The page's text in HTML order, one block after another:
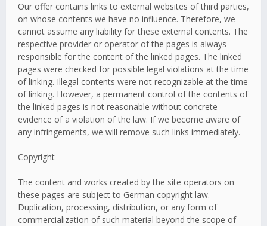
Our offer contains links to external websites of third parties,
on whose contents we have no influence. Therefore, we
cannot assume any liability for these external contents. The
respective provider or operator of the pages is always
responsible for the content of the linked pages. The linked
pages were checked for possible legal violations at the time
of linking. Illegal contents were not recognizable at the time
of linking. However, a permanent control of the contents of
the linked pages is not reasonable without concrete
evidence of a violation of the law. If we become aware of
any infringements, we will remove such links immediately.
Copyright
The content and works created by the site operators on
these pages are subject to German copyright law.
Duplication, processing, distribution, or any form of
commercialization of such material beyond the scope of